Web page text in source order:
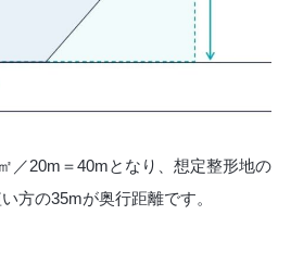
／20m＝40mとなり、想定整形地の
方の35mが奥行距離です。